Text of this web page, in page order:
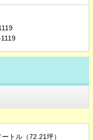
トル（72.21坪）